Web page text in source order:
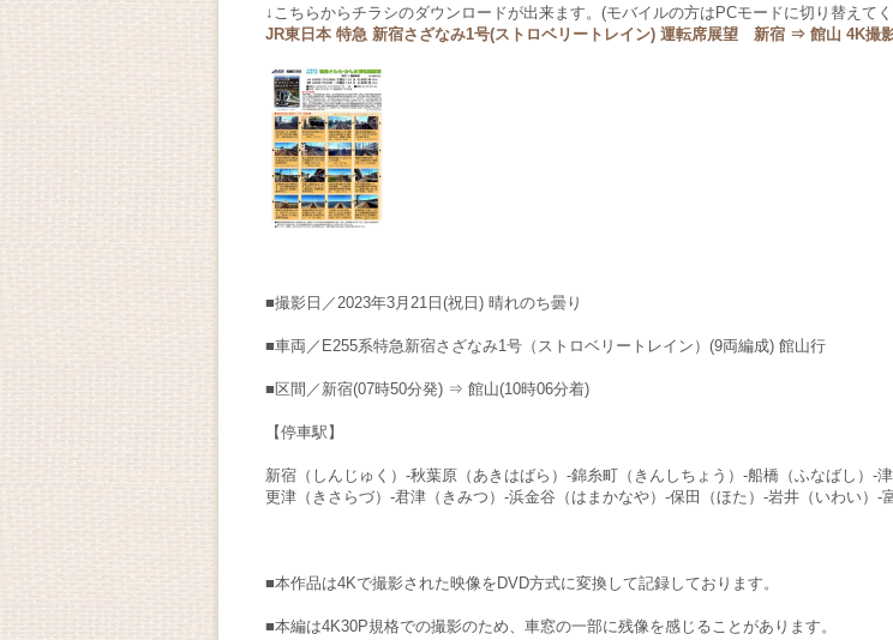
↓こちらからチラシのダウンロードが出来ます。(モバイルの方はPCモードに切り替えて
JR東日本 特急 新宿さざなみ1号(ストロベリートレイン) 運転席展望 新宿 ⇒ 館山 4K撮
■撮影日／2023年3月21日(祝日) 晴れのち曇り
■車両／E255系特急新宿さざなみ1号（ストロベリートレイン）(9両編成) 館山行
■区間／新宿(07時50分発) ⇒ 館山(10時06分着)
【停車駅】
新宿（しんじゅく）-秋葉原（あきはばら）-錦糸町（きんしちょう）-船橋（ふなばし）-
更津（きさらづ）-君津（きみつ）-浜金谷（はまかなや）-保田（ほた）-岩井（いわい）-
■本作品は4Kで撮影された映像をDVD方式に変換して記録しております。
■本編は4K30P規格での撮影のため、車窓の一部に残像を感じることがあります。